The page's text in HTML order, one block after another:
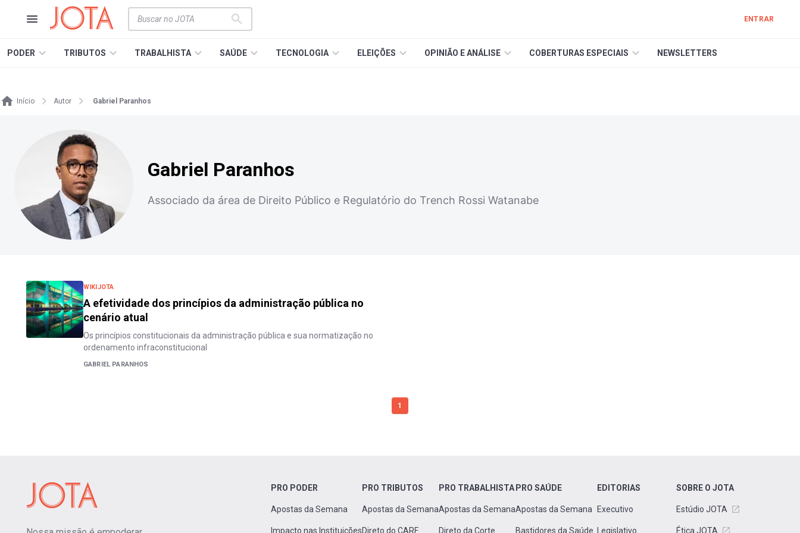
ENTRAR
PODER TRIBUTOS TRABALHISTA SAÚDE TECNOLOGIA ELEIÇÕES OPINIÃO E ANÁLISE COBERTURAS ESPECIAIS NEWSLETTERS
Início Autor Gabriel Paranhos
Gabriel Paranhos
Associado da área de Direito Público e Regulatório do Trench Rossi Watanabe
WIKIJOTA
A efetividade dos princípios da administração pública no
cenário atual
Os princípios constitucionais da administração pública e sua normatização no
ordenamento infraconstitucional
GABRIEL PARANHOS
1
PRO PODER
Apostas da Semana
Impacto nas Instituições
PRO TRIBUTOS
Apostas da Semana
Direto do CARF
PRO TRABALHISTA
Apostas da Semana
Direto da Corte
PRO SAÚDE
Apostas da Semana
Bastidores da Saúde
EDITORIAS
Executivo
Legislativo
SOBRE O JOTA
Estúdio JOTA
Ética JOTA